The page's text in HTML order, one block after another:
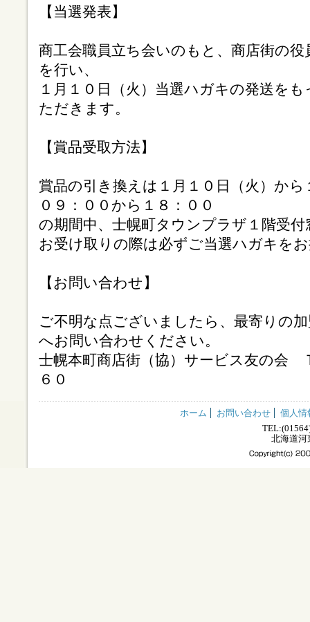
【当選発表】
商工会職員立ち会いのもと、商店街の
を行い、
１月１０日（火）当選ハガキの発送を
ただきます。
【賞品受取方法】
賞品の引き換えは１月１０日（火）か
０９：００から１８：００
の期間中、士幌町タウンプラザ１階受
お受け取りの際は必ずご当選ハガキを
【お問い合わせ】
ご不明な点ございましたら、最寄りの
へお問い合わせください。
士幌本町商店街（協）サービス友の会
６０
ホーム お問い合わせ
個人情
北海道河